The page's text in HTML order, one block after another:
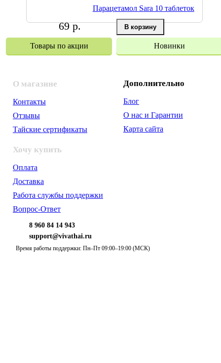
Парацетамол Sara 10 таблеток
69 р.
Товары по акции Новинки
О магазине
Контакты
Отзывы
Тайские сертификаты
Хочу купить
Оплата
Доставка
Работа службы поддержки
Вопрос-Ответ
Дополнительно
Блог
О нас и Гарантии
Карта сайта
8 960 84 14 943
support@vivathai.ru
Время работы поддержки: Пн–Пт 09:00–19:00 (МСК)